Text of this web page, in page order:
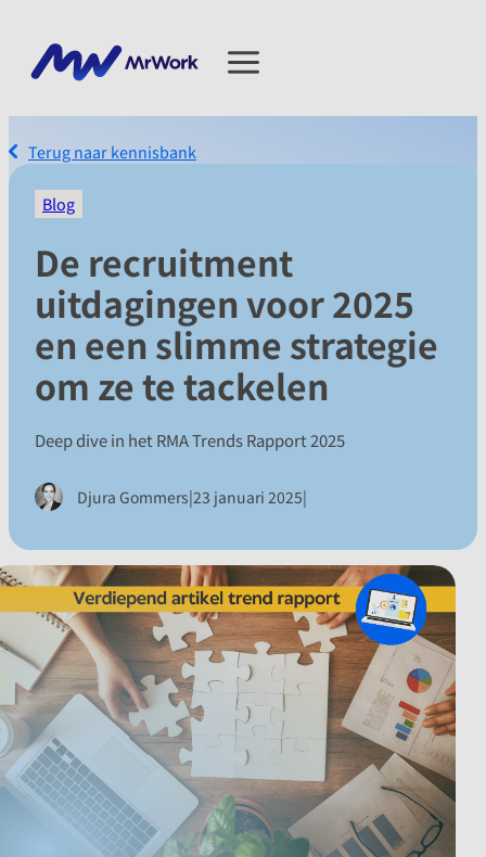
Terug naar kennisbank
Blog
De recruitment
uitdagingen voor 2025
en een slimme strategie
om ze te tackelen
Deep dive in het RMA Trends Rapport 2025
Djura Gommers|23 januari 2025|